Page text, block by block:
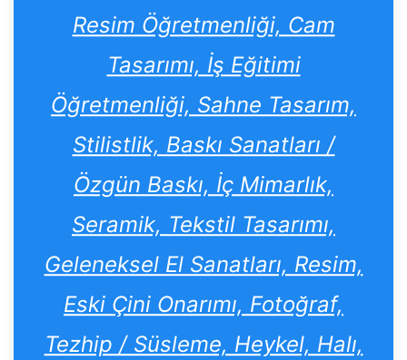
Resim Öğretmenliği, Cam
Tasarımı, İş Eğitimi
Öğretmenliği, Sahne Tasarım,
Stilistlik, Baskı Sanatları /
Özgün Baskı, İç Mimarlık,
Seramik, Tekstil Tasarımı,
Geleneksel El Sanatları, Resim,
Eski Çini Onarımı, Fotoğraf,
Tezhip / Süsleme, Heykel, Halı,